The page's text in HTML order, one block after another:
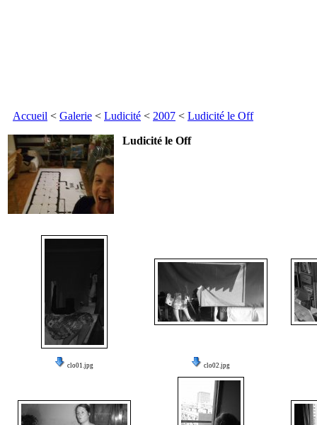
Accueil < Galerie < Ludicité < 2007 < Ludicité le Off
Ludicité le Off
clo01.jpg clo02.jpg